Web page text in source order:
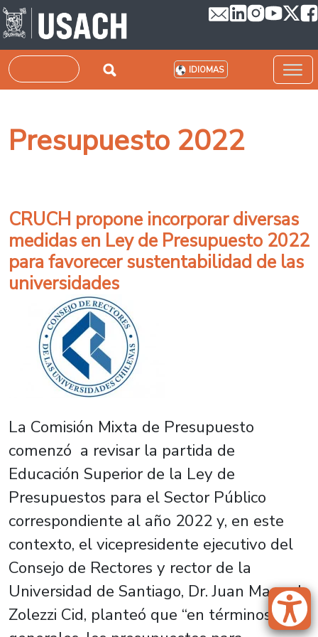
Pasar al contenido principal
Buscar IDIOMAS
Presupuesto 2022
CRUCH propone incorporar diversas
medidas en Ley de Presupuesto 2022
para favorecer sustentabilidad de las
universidades
La Comisión Mixta de Presupuesto
comenzó a revisar la partida de
Educación Superior de la Ley de
Presupuestos para el Sector Público
correspondiente al año 2022 y, en este
contexto, el vicepresidente ejecutivo del
Consejo de Rectores y rector de la
Universidad de Santiago, Dr. Juan Manuel
Zolezzi Cid, planteó que “en términos